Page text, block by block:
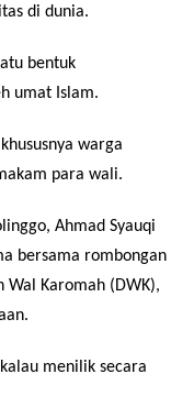
di dunia.
bentuk
umat Islam.
warga
para wali.
Ahmad Syauqi
bersama rombongan
Wal Karomah (DWK),
kalau menilik secara